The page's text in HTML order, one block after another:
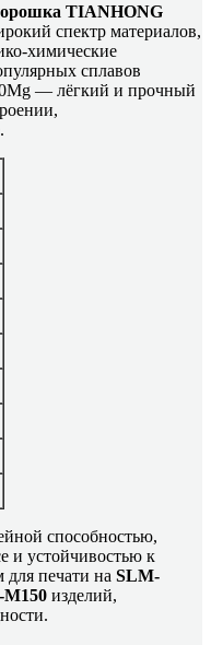
TIANHONG
спектр материалов,
химические
сплавов
— лёгкий и прочный
способностью,
и устойчивостью к
для печати на SLM-
изделий,